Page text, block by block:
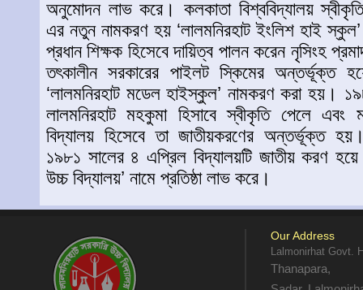
অনুমোদন লাভ করে। কলকাতা বিশ্ববিদ্যালয়
এর নতুন নামকরণ হয় ‘লালমনিরহাট ইংলিশ হাই
প্রধান শিক্ষক হিসেবে দায়িত্ব পালন করেন নৃসিংহ
তৎকালীন সরকারের পাইলট স্কিমের অন্তর্ভূক্ত হয়ে
‘লালমনিরহাট মডেল হাইস্কুল’ নামকরণ করা হয়।
লালমনিরহাট মহকুমা হিসাবে স্বীকৃতি পেলে এবং
বিদ্যালয় হিসেবে তা জাতীয়করণের অন্তর্ভূক্ত হয়।
১৯৮১ সালের ৪ এপ্রিল বিদ্যালয়টি জাতীয় করণ হয়ে
উচ্চ বিদ্যালয়’ নামে প্রতিষ্ঠা লাভ করে।
Our Address
Lalmonirhat Govt.
Thanapara,